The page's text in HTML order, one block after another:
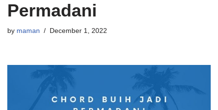
Permadani
by maman December 1, 2022